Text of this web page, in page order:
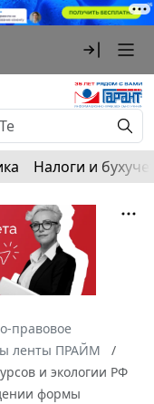
Налоги и
правовое
ленты ПРАЙМ
и экологии РФ
формы